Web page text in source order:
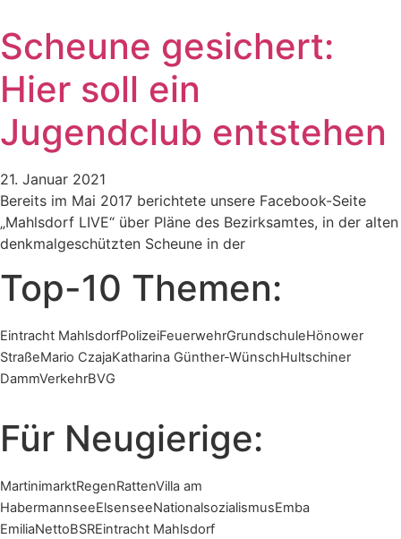
Scheune gesichert:
Hier soll ein
Jugendclub entstehen
21. Januar 2021
Bereits im Mai 2017 berichtete unsere Facebook-Seite
„Mahlsdorf LIVE“ über Pläne des Bezirksamtes, in der alten
denkmalgeschützten Scheune in der
Top-10 Themen:
Eintracht MahlsdorfPolizeiFeuerwehrGrundschuleHönower
StraßeMario CzajaKatharina Günther-WünschHultschiner
DammVerkehrBVG
Für Neugierige:
MartinimarktRegenRattenVilla am
HabermannseeElsenseeNationalsozialismusEmba
EmiliaNettoBSREintracht Mahlsdorf